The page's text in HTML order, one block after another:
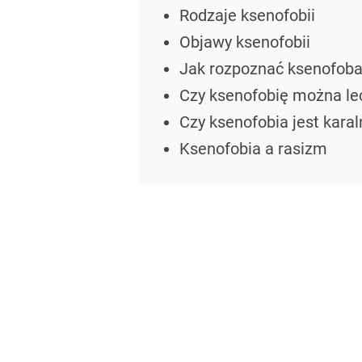
Rodzaje ksenofobii
Objawy ksenofobii
Jak rozpoznać
Czy ksenofobię można
Czy ksenofobia jest
Ksenofobia a rasizm